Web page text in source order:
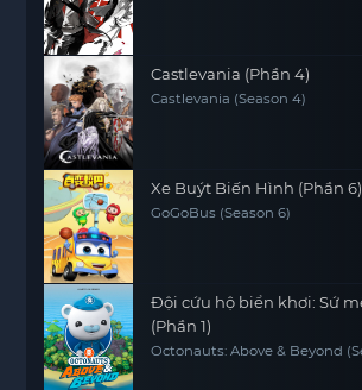
Castlevania (Phần 4)
Castlevania (Season 4)
Xe Buýt Biến Hình (Phần 6)
GoGoBus (Season 6)
Đội cứu hộ biển khơi: Sứ
(Phần 1)
Octonauts: Above & Beyond